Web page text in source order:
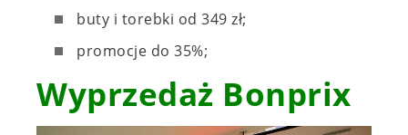
buty i torebki od 349 zł;
promocje do 35%;
Wyprzedaż Bonprix